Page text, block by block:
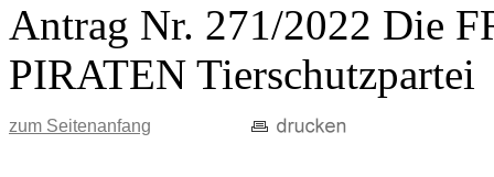
Antrag Nr. 271/2022 Die
PIRATEN Tierschutzpartei
zum Seitenanfang